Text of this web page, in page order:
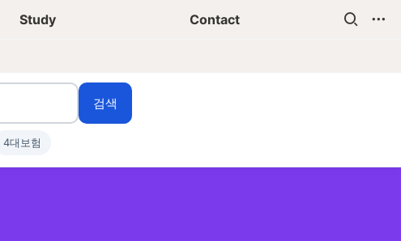
Study Contact
검색
4대보험